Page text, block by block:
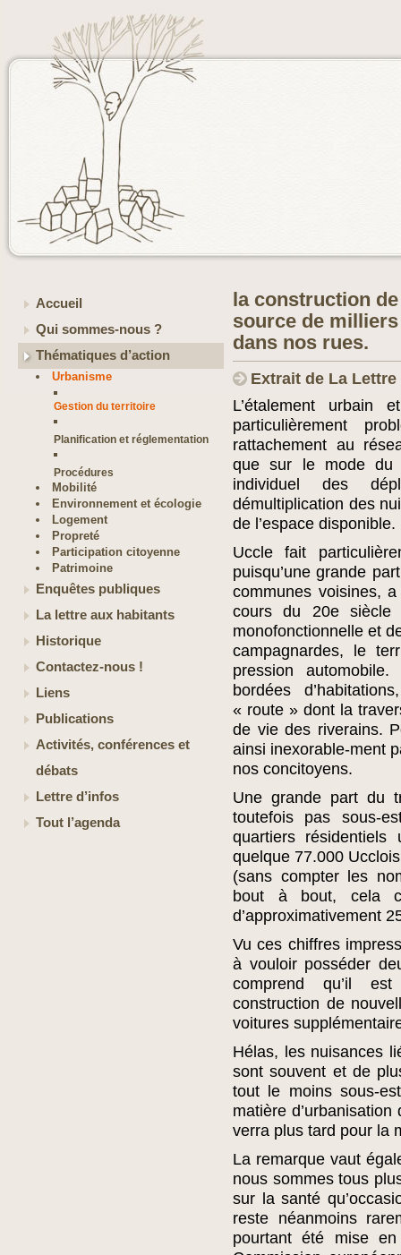
Accueil
Qui sommes-nous ?
Thématiques d’action
Urbanisme
Gestion du territoire
Planification et réglementation
Procédures
Mobilité
Environnement et écologie
Logement
Propreté
Participation citoyenne
Patrimoine
Enquêtes publiques
La lettre aux habitants
Historique
Contactez-nous !
Liens
Publications
Activités, conférences et
débats
Lettre d’infos
Tout l’agenda
la construction
source de
dans nos rues.
Extrait de La Lettre
L’étalement
particulièrement
rattachement au
que sur le mode du
individuel des
démultiplication des
de l’espace disponible.
Uccle fait
puisqu’une grande
communes voisines,
cours du 20e
monofonctionnelle et
campagnardes, le
pression
bordées
« route » dont la
de vie des riverains.
ainsi inexorable-ment
nos concitoyens.
Une grande part du
toutefois pas sous-
quartiers résidentiels
quelque 77.000
(sans compter les
bout à bout, cela
d’approximativement
Vu ces chiffres
à vouloir posséder
comprend qu’il
construction de
voitures
Hélas, les nuisances
sont souvent et de
tout le moins sous-
matière
verra plus tard pour la
La remarque vaut
nous sommes tous
sur la santé
reste néanmoins
pourtant été mise